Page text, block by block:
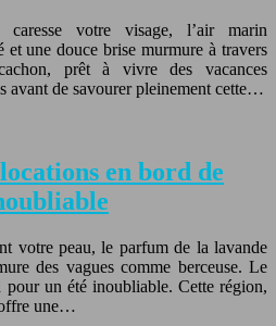
votre visage, l’air marin
et une douce brise murmure à travers
prêt à vivre des vacances
avant de savourer pleinement cette…
en bord de
votre peau, le parfum de la lavande
des vagues comme berceuse. Le
pour un été inoubliable. Cette région,
une…